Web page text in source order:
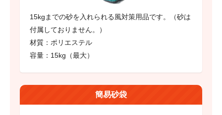
15kgまでの砂を入れられる風対策用品です。（砂は
付属しておりません。）
材質：ポリエステル
容量：15kg（最大）
簡易砂袋